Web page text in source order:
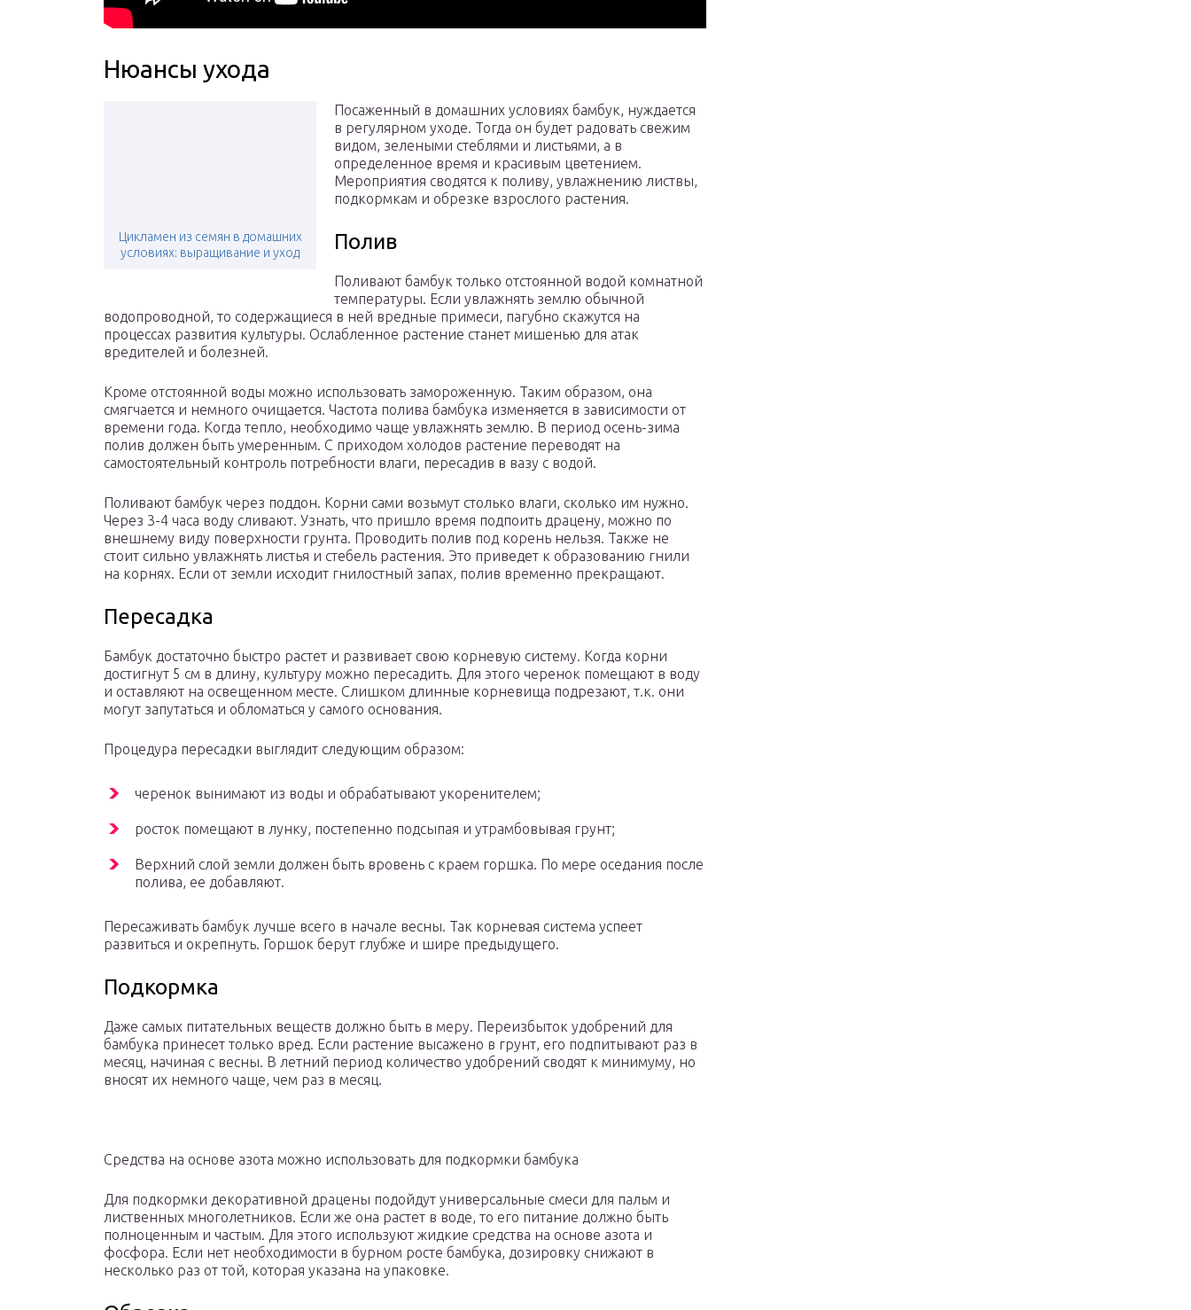
Нюансы ухода
Цикламен из семян в домашних
условиях: выращивание и уход
Посаженный в домашних условиях бамбук, нуждается
в регулярном уходе. Тогда он будет радовать свежим
видом, зелеными стеблями и листьями, а в
определенное время и красивым цветением.
Мероприятия сводятся к поливу, увлажнению листвы,
подкормкам и обрезке взрослого растения.
Полив
Поливают бамбук только отстоянной водой комнатной
температуры. Если увлажнять землю обычной
водопроводной, то содержащиеся в ней вредные примеси, пагубно скажутся на
процессах развития культуры. Ослабленное растение станет мишенью для атак
вредителей и болезней.
Кроме отстоянной воды можно использовать замороженную. Таким образом, она
смягчается и немного очищается. Частота полива бамбука изменяется в зависимости от
времени года. Когда тепло, необходимо чаще увлажнять землю. В период осень-зима
полив должен быть умеренным. С приходом холодов растение переводят на
самостоятельный контроль потребности влаги, пересадив в вазу с водой.
Поливают бамбук через поддон. Корни сами возьмут столько влаги, сколько им нужно.
Через 3-4 часа воду сливают. Узнать, что пришло время подпоить драцену, можно по
внешнему виду поверхности грунта. Проводить полив под корень нельзя. Также не
стоит сильно увлажнять листья и стебель растения. Это приведет к образованию гнили
на корнях. Если от земли исходит гнилостный запах, полив временно прекращают.
Пересадка
Бамбук достаточно быстро растет и развивает свою корневую систему. Когда корни
достигнут 5 см в длину, культуру можно пересадить. Для этого черенок помещают в воду
и оставляют на освещенном месте. Слишком длинные корневища подрезают, т.к. они
могут запутаться и обломаться у самого основания.
Процедура пересадки выглядит следующим образом:
черенок вынимают из воды и обрабатывают укоренителем;
росток помещают в лунку, постепенно подсыпая и утрамбовывая грунт;
Верхний слой земли должен быть вровень с краем горшка. По мере оседания после
полива, ее добавляют.
Пересаживать бамбук лучше всего в начале весны. Так корневая система успеет
развиться и окрепнуть. Горшок берут глубже и шире предыдущего.
Подкормка
Даже самых питательных веществ должно быть в меру. Переизбыток удобрений для
бамбука принесет только вред. Если растение высажено в грунт, его подпитывают раз в
месяц, начиная с весны. В летний период количество удобрений сводят к минимуму, но
вносят их немного чаще, чем раз в месяц.
Средства на основе азота можно использовать для подкормки бамбука
Для подкормки декоративной драцены подойдут универсальные смеси для пальм и
лиственных многолетников. Если же она растет в воде, то его питание должно быть
полноценным и частым. Для этого используют жидкие средства на основе азота и
фосфора. Если нет необходимости в бурном росте бамбука, дозировку снижают в
несколько раз от той, которая указана на упаковке.